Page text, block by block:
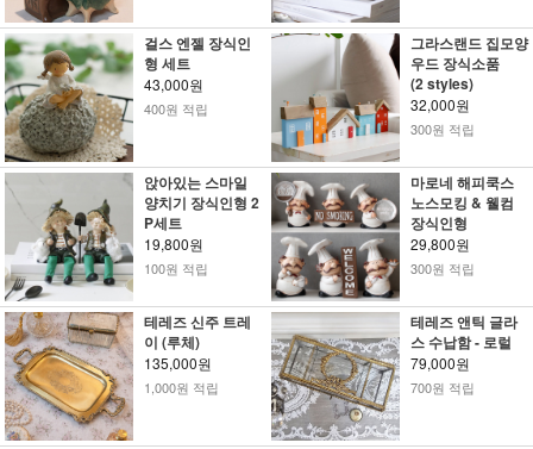
걸스 엔젤 장식인
형 세트
43,000원
400원 적립
그라스랜드 집모양
우드 장식소품
(2 styles)
32,000원
300원 적립
앉아있는 스마일
양치기 장식인형 2
P세트
19,800원
100원 적립
마로네 해피쿡스
노스모킹 & 웰컴
장식인형
29,800원
300원 적립
테레즈 신주 트레
이 (루체)
135,000원
1,000원 적립
테레즈 앤틱 글라
스 수납함 - 로럴
79,000원
700원 적립